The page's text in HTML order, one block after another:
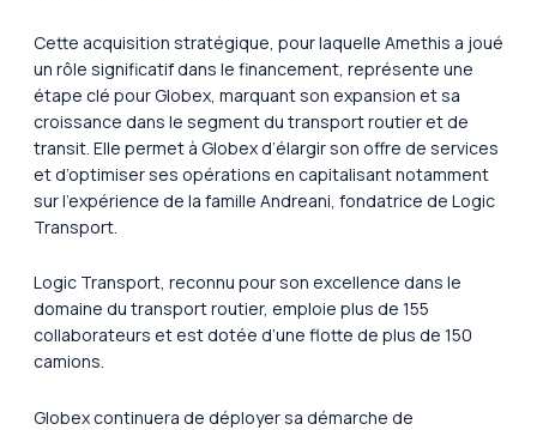
Cette acquisition stratégique, pour laquelle Amethis a joué
un rôle significatif dans le financement, représente une
étape clé pour Globex, marquant son expansion et sa
croissance dans le segment du transport routier et de
transit. Elle permet à Globex d’élargir son offre de services
et d’optimiser ses opérations en capitalisant notamment
sur l’expérience de la famille Andreani, fondatrice de Logic
Transport.
Logic Transport, reconnu pour son excellence dans le
domaine du transport routier, emploie plus de 155
collaborateurs et est dotée d’une flotte de plus de 150
camions.
Globex continuera de déployer sa démarche de